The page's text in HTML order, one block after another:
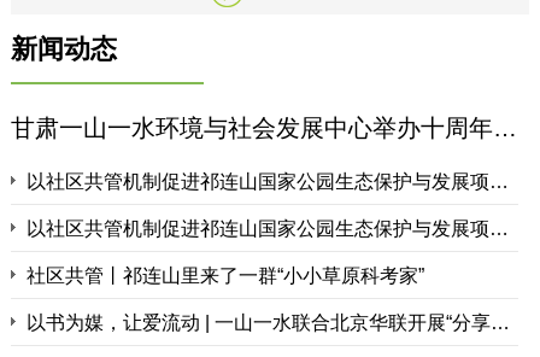
新闻动态
甘肃一山一水环境与社会发展中心举办十周年感恩活动
以社区共管机制促进祁连山国家公园生态保护与发展项目自然教育博物馆（展区）建设公开询价结果
以社区共管机制促进祁连山国家公园生态保护与发展项目自然教育绘本出版及印刷采购询价结果公示
社区共管丨祁连山里来了一群“小小草原科考家”
以书为媒，让爱流动 | 一山一水联合北京华联开展“分享阅读传递爱”活动